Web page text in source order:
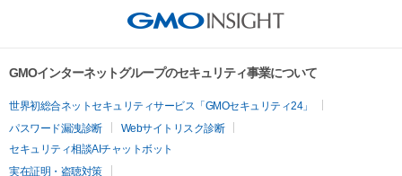
GMOインターネットグループのセキュリティ事業について
世界初総合ネットセキュリティサービス「GMOセキュリティ24」
パスワード漏洩診断
Webサイトリスク診断
セキュリティ相談AIチャットボット
実在証明・盗聴対策